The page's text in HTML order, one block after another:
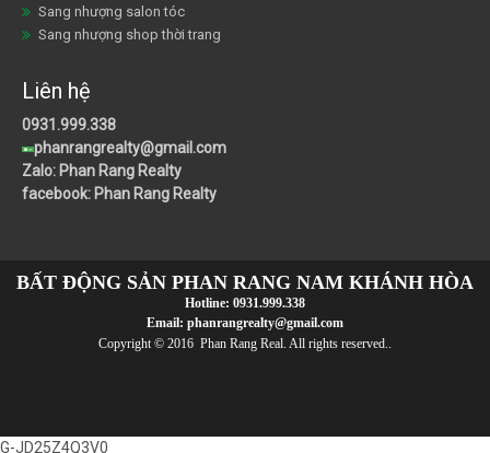
Sang nhượng salon tóc
Sang nhượng shop thời trang
Liên hệ
0931.999.338
phanrangrealty@gmail.com
Zalo: Phan Rang Realty
facebook: Phan Rang Realty
BẤT ĐỘNG SẢN PHAN RANG NAM KHÁNH HÒA
Hotline: 0931.999.338
Email: phanrangrealty@gmail.com
Copyright © 2016 Phan Rang Real. All rights reserved..
G-JD25Z4Q3V0